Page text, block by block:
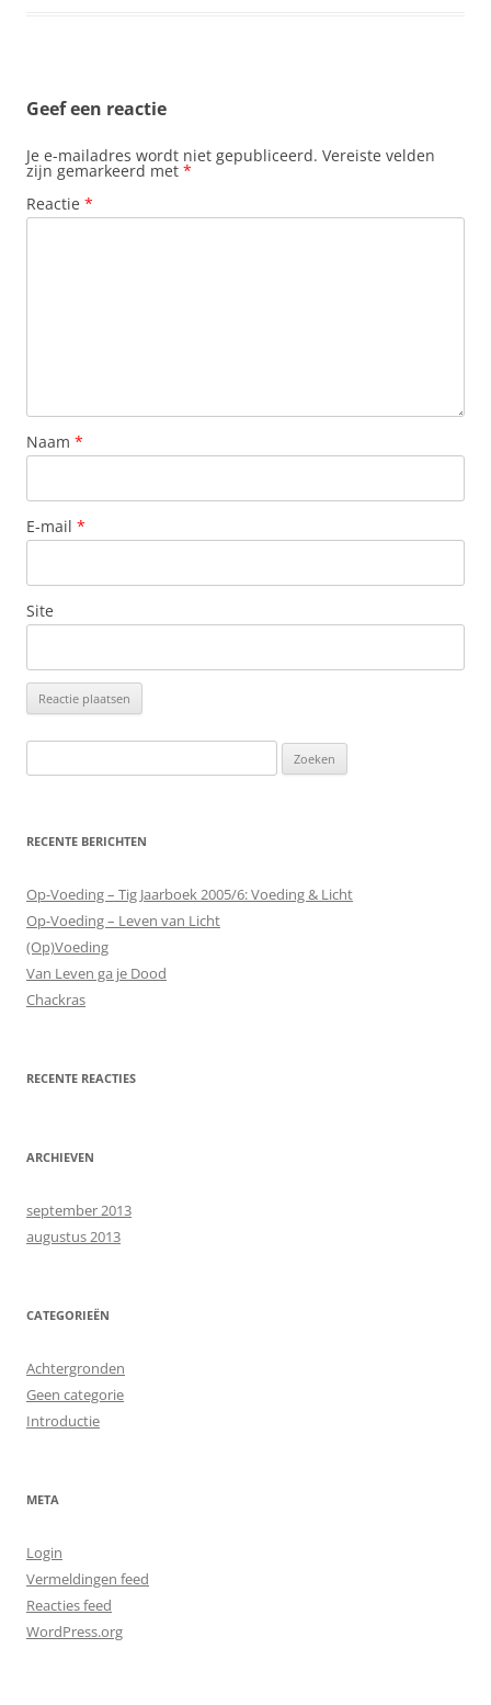
Geef een reactie
Je e-mailadres wordt niet gepubliceerd. Vereiste velden
zijn gemarkeerd met *
Reactie *
Naam *
E-mail *
Site
naar:
RECENTE BERICHTEN
Op-Voeding – Tig Jaarboek 2005/6: Voeding & Licht
Op-Voeding – Leven van Licht
(Op)Voeding
Van Leven ga je Dood
Chackras
RECENTE REACTIES
ARCHIEVEN
september 2013
augustus 2013
CATEGORIEËN
Achtergronden
Geen categorie
Introductie
META
Login
Vermeldingen feed
Reacties feed
WordPress.org